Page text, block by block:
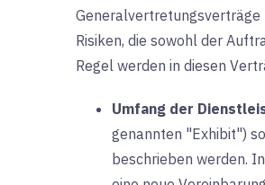
Generalvertretungsverträge
Risiken, die sowohl der
Regel werden in diesen
Umfang der
genannten "Exhibit")
beschrieben werden.